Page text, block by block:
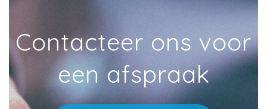
Contacteer ons voor
een afspraak